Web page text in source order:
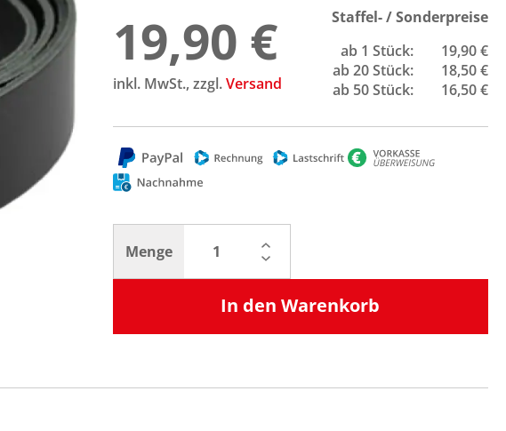
19,90 €
inkl. MwSt., zzgl.Versand
Staffel- / Sonderpreise
ab 1 Stück:
19,90 €
ab 20 Stück:
18,50 €
ab 50 Stück:
16,50 €
Menge
In den Warenkorb